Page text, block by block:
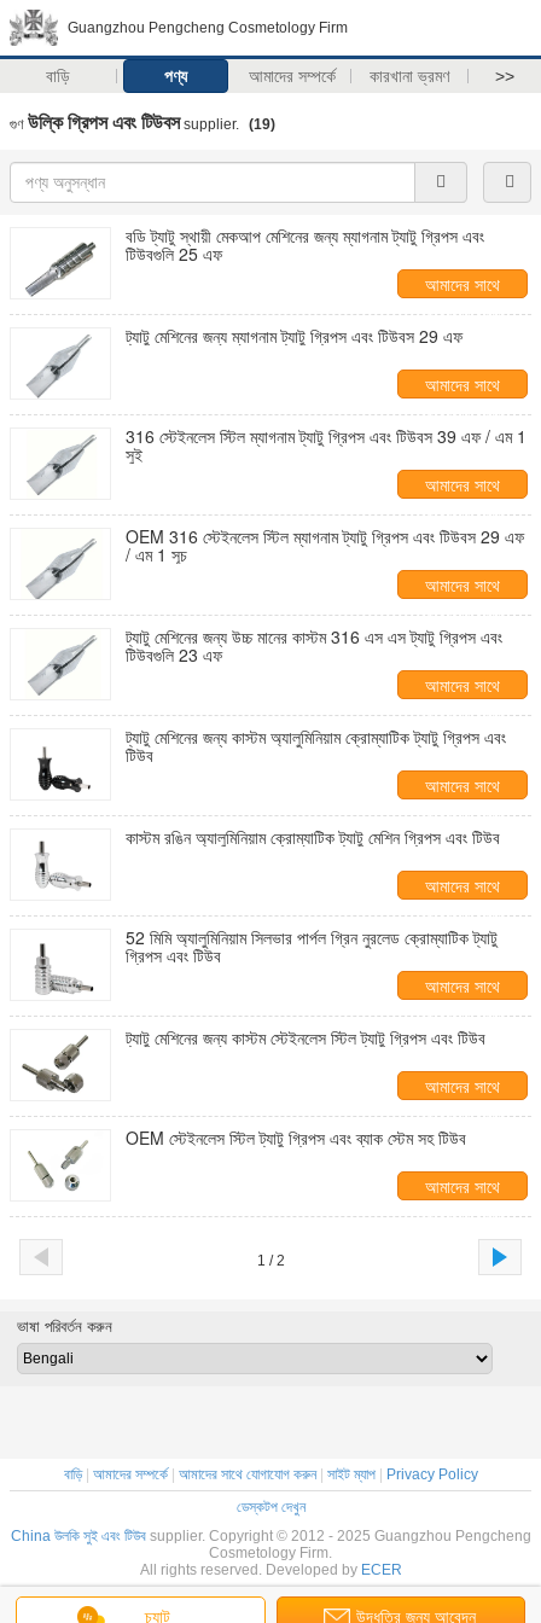
Guangzhou Pengcheng Cosmetology Firm
বাড়ি পণ্য আমাদের সম্পর্কে কারখানা ভ্রমণ >>
গুণ উল্কি গ্রিপস এবং টিউবসsupplier. (19)
বডি ট্যাটু স্থায়ী মেকআপ মেশিনের জন্য ম্যাগনাম ট্যাটু গ্রিপস এবং
টিউবগুলি 25 এফ
আমাদের সাথে
যোগাযোগ করুন
ট্যাটু মেশিনের জন্য ম্যাগনাম ট্যাটু গ্রিপস এবং টিউবস 29 এফ
আমাদের সাথে
যোগাযোগ করুন
316 স্টেইনলেস স্টিল ম্যাগনাম ট্যাটু গ্রিপস এবং টিউবস 39 এফ / এম 1
সুই
আমাদের সাথে
যোগাযোগ করুন
OEM 316 স্টেইনলেস স্টিল ম্যাগনাম ট্যাটু গ্রিপস এবং টিউবস 29 এফ
/ এম 1 সূচ
আমাদের সাথে
যোগাযোগ করুন
ট্যাটু মেশিনের জন্য উচ্চ মানের কাস্টম 316 এস এস ট্যাটু গ্রিপস এবং
টিউবগুলি 23 এফ
আমাদের সাথে
যোগাযোগ করুন
ট্যাটু মেশিনের জন্য কাস্টম অ্যালুমিনিয়াম ক্রোম্যাটিক ট্যাটু গ্রিপস এবং
টিউব
আমাদের সাথে
যোগাযোগ করুন
কাস্টম রঙিন অ্যালুমিনিয়াম ক্রোম্যাটিক ট্যাটু মেশিন গ্রিপস এবং টিউব
আমাদের সাথে
যোগাযোগ করুন
52 মিমি অ্যালুমিনিয়াম সিলভার পার্পল গ্রিন নুরলেড ক্রোম্যাটিক ট্যাটু
গ্রিপস এবং টিউব
আমাদের সাথে
যোগাযোগ করুন
ট্যাটু মেশিনের জন্য কাস্টম স্টেইনলেস স্টিল ট্যাটু গ্রিপস এবং টিউব
আমাদের সাথে
যোগাযোগ করুন
OEM স্টেইনলেস স্টিল ট্যাটু গ্রিপস এবং ব্যাক স্টেম সহ টিউব
আমাদের সাথে
যোগাযোগ করুন
1 / 2
চ্যাট উদ্ধৃতির জন্য আবেদন
ভাষা পরিবর্তন করুন
বাড়ি| আমাদের সম্পর্কে| আমাদের সাথে যোগাযোগ করুন| সাইট ম্যাপ|
Privacy Policy
ডেস্কটপ দেখুন
China উলকি সুই এবং টিউবsupplier. Copyright © 2012 - 2025 Guangzhou Pengcheng
Cosmetology Firm.
All rights reserved. Developed by ECER